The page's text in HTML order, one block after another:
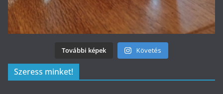
További képek Követés
Szeress minket!